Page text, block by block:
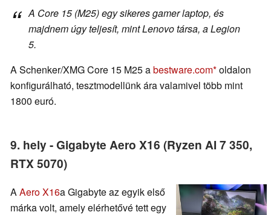
A Core 15 (M25) egy sikeres gamer laptop, és
majdnem úgy teljesít, mint Lenovo társa, a Legion
5.
A Schenker/XMG Core 15 M25 abestware.com oldalon
konfigurálható, tesztmodellünk ára valamivel több mint
1800 euró.
9. hely - Gigabyte Aero X16 (Ryzen AI 7 350,
RTX 5070)
AAero X16a Gigabyte az egyik első
márka volt, amely elérhetővé tett egy